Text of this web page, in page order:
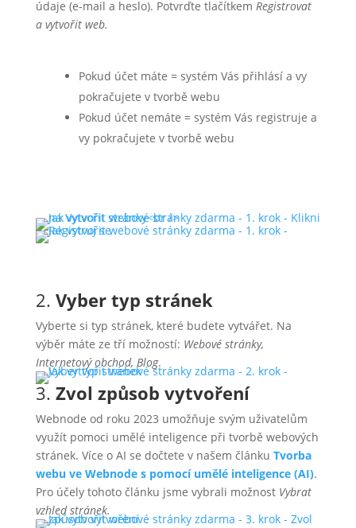
údaje (e-mail a heslo). Potvrďte tlačítkem Registrovat
a vytvořit web.
Pokud účet máte = systém Vás přihlásí a vy
pokračujete v tvorbě webu
Pokud účet nemáte = systém Vás registruje a
vy pokračujete v tvorbě webu
2. Vyber typ stránek
Vyberte si typ stránek, které budete vytvářet. Na
výběr máte ze tří možností: Webové stránky,
Internetový obchod, Blog.
3. Zvol způsob vytvoření
Webnode od roku 2023 umožňuje svým uživatelům
využít pomoci umělé inteligence při tvorbě webových
stránek. Více o AI se dočtete v našem článku Tvorba
webu ve Webnode s pomocí umělé inteligence (AI).
Pro účely tohoto článku jsme vybrali možnost Vybrat
vzhled stránek.